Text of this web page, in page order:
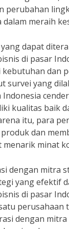
perubahan
meraih
dapat
di pasar
kebutuhan dan
survei yang
kualitas baik
itu, para
dan
menarik minat
dengan mitra
yang efektif
di pasar
perusahaan
dengan